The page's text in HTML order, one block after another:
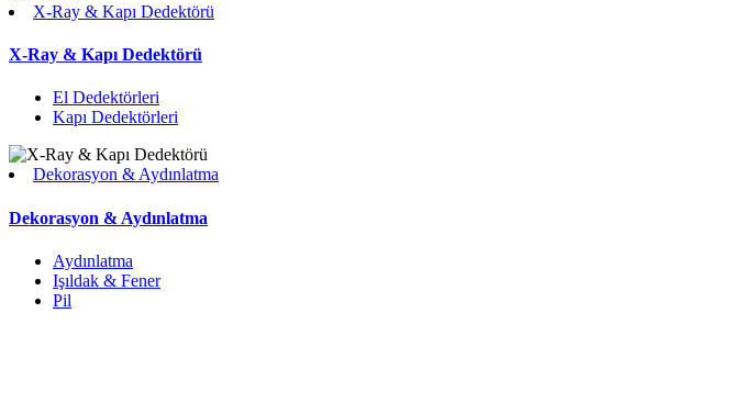
X-Ray & Kapı Dedektörü
X-Ray & Kapı Dedektörü
El Dedektörleri
Kapı Dedektörleri
Dekorasyon & Aydınlatma
Dekorasyon & Aydınlatma
Aydınlatma
Işıldak & Fener
Pil